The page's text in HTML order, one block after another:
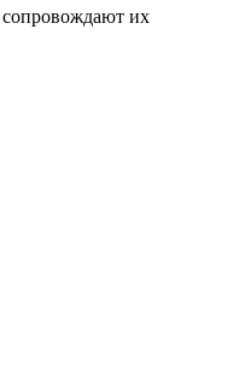
сопровождают их